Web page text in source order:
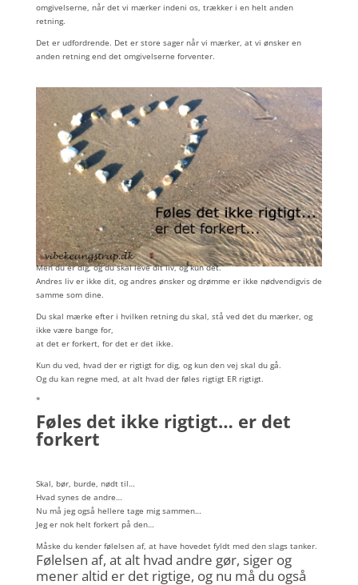
omgivelserne, når det vi mærker indeni os, trækker i en helt anden
retning.
Det er udfordrende. Det er store sager når vi mærker, at vi ønsker en
anden retning end det omgivelserne forventer.
Men du er dig, og du skal leve dit liv, og kun det.
Andres liv er ikke dit, og andres ønsker og drømme er ikke nødvendigvis de
samme som dine.
Du skal mærke efter i hvilken retning du skal, stå ved det du mærker, og
ikke være bange for,
at det er forkert, for det er det ikke.
Kun du ved, hvad der er rigtigt for dig, og kun den vej skal du gå.
Og du kan regne med, at alt hvad der føles rigtigt ER rigtigt.
*
Føles det ikke rigtigt… er det
forkert
Skal, bør, burde, nødt til…
Hvad synes de andre…
Nu må jeg også hellere tage mig sammen…
Jeg er nok helt forkert på den…
Måske du kender følelsen af, at have hovedet fyldt med den slags tanker.
Følelsen af, at alt hvad andre gør, siger og
mener altid er det rigtige, og nu må du også